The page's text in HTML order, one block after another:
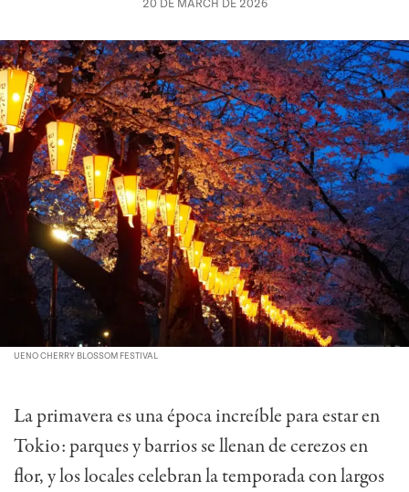
20 DE MARCH DE 2026
UENO CHERRY BLOSSOM FESTIVAL
La primavera es una época increíble para estar en
Tokio: parques y barrios se llenan de cerezos en
flor, y los locales celebran la temporada con largos